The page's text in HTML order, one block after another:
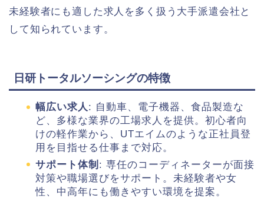
未経験者にも適した求人を多く扱う大手派遣会社と
して知られています。
日研トータルソーシングの特徴
幅広い求人: 自動車、電子機器、食品製造な
ど、多様な業界の工場求人を提供。初心者向
けの軽作業から、UTエイムのような正社員登
用を目指せる仕事まで対応。
サポート体制 : 専任のコーディネーターが面接
対策や職場選びをサポート。未経験者や女
性、中高年にも働きやすい環境を提案。